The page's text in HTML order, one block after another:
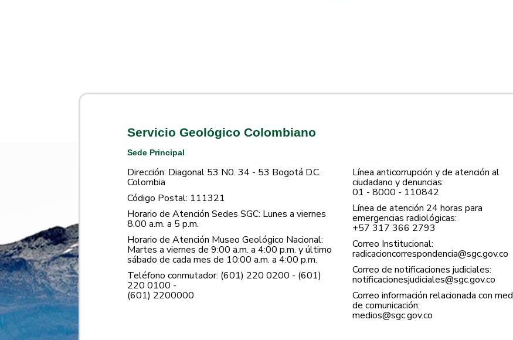
Servicio Geológico Colombiano
Sede Principal
Dirección: Diagonal 53 N0. 34 - 53 Bogotá D.C.
Colombia
Código Postal: 111321
Horario de Atención Sedes SGC: Lunes a viernes
8.00 a.m. a 5 p.m.
Horario de Atención Museo Geológico Nacional:
Martes a viernes de 9:00 a.m. a 4:00 p.m. y último
sábado de cada mes de 10:00 a.m. a 4:00 p.m.
Teléfono conmutador: (601) 220 0200 - (601)
220 0100 -
(601) 2200000
Línea anticorrupción y de atención al
ciudadano y denuncias:
01 - 8000 - 110842
Línea de atención 24 horas para
emergencias radiológicas:
+57 ​317 366 2793
Correo Institucional:
radicacioncorrespondencia@sgc.gov.co
Correo de notificaciones judiciales:
notificacionesjudiciales@sgc.gov.co
Correo información relacionada con
de comunicación:
medios@sgc.gov.co